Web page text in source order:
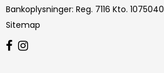
Bankoplysninger: Reg. 7116 Kto. 1075040
Sitemap